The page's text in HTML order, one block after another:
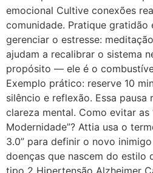
emocional Cultive conexões
comunidade. Pratique gratidão
gerenciar o estresse:
ajudam a recalibrar o sistema
propósito — ele é o
Exemplo prático: reserve 10
silêncio e reflexão. Essa
clareza mental. Como evitar as
Modernidade”? Attia usa o
3.0” para definir o novo
doenças que nascem do estilo
tipo 2 Hipertensão Alzheimer